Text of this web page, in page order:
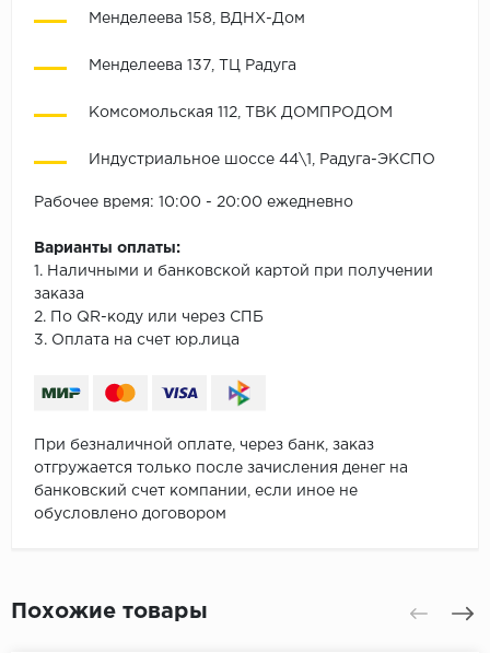
Менделеева 158, ВДНХ-Дом
Менделеева 137, ТЦ Радуга
Комсомольская 112, ТВК ДОМПРОДОМ
Индустриальное шоссе 44\1, Радуга-ЭКСПО
Рабочее время: 10:00 - 20:00 ежедневно
Варианты оплаты:
1. Наличными и банковской картой при получении
заказа
2. По QR-коду или через СПБ
3. Оплата на счет юр.лица
При безналичной оплате, через банк, заказ
отгружается только после зачисления денег на
банковский счет компании, если иное не
обусловлено договором
Похожие товары